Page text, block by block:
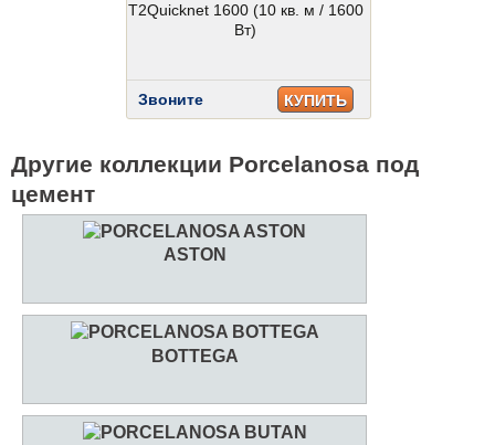
T2Quicknet 1600 (10 кв. м / 1600
Вт)
Звоните КУПИТЬ
Другие коллекции Porcelanosa под
цемент
ASTON
BOTTEGA